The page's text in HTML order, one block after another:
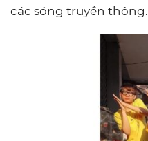
các sóng truyền thông.